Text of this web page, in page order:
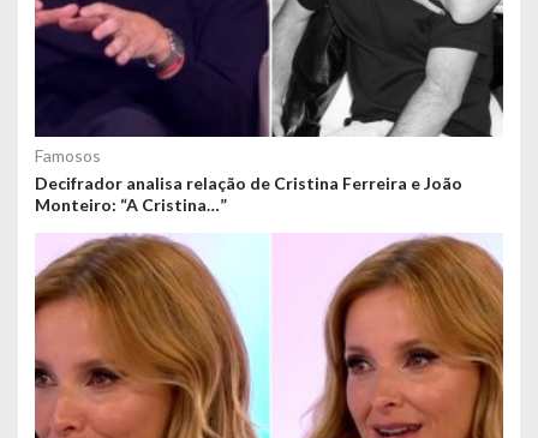
Famosos
Decifrador analisa relação de Cristina Ferreira e João
Monteiro: “A Cristina…”